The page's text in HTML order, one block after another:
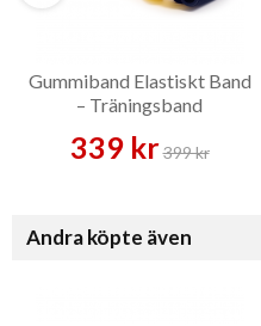
Gummiband Elastiskt Band
– Träningsband
339 kr399 kr
Andra köpte även